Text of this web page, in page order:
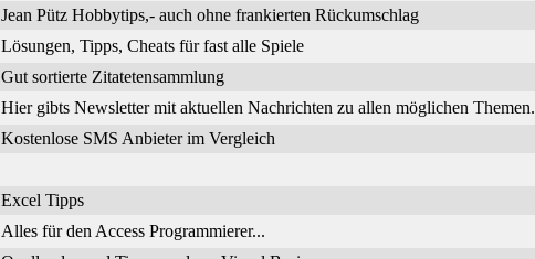
Jean Pütz Hobbytips,- auch ohne frankierten Rückumschlag
Lösungen, Tipps, Cheats für fast alle Spiele
Gut sortierte Zitatetensammlung
Hier gibts Newsletter mit aktuellen Nachrichten zu allen möglichen Themen.
Kostenlose SMS Anbieter im Vergleich
Excel Tipps
Alles für den Access Programmierer...